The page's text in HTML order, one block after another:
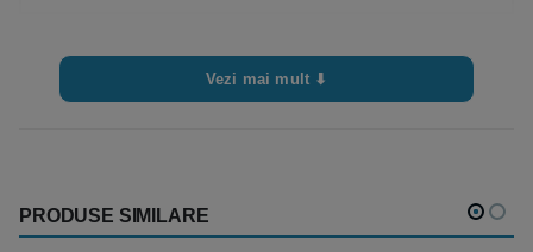
Vezi mai mult ⬇
PRODUSE SIMILARE